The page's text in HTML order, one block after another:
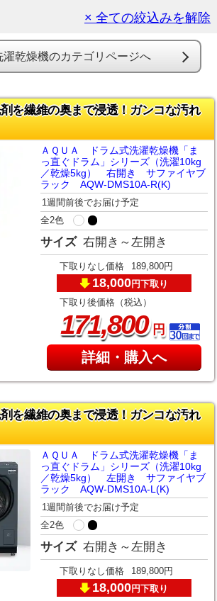
× 全ての絞込みを解除
濯乾燥機のカテゴリページへ
を繊維の奥まで浸透！ガンコな汚れ
ＡＱＵＡ ドラム式洗濯乾燥機「ま
っ直ぐドラム」シリーズ（洗濯10kg
／乾燥5kg） 右開き サファイヤブ
ラック AQW-DMS10A-R(K)
1週間前後でお届け予定
全2色
サイズ 右開き～左開き
下取りなし価格 189,800円
18,000円下取り
下取り後価格（税込）
171,800円
詳細・購入へ
を繊維の奥まで浸透！ガンコな汚れ
ＡＱＵＡ ドラム式洗濯乾燥機「ま
っ直ぐドラム」シリーズ（洗濯10kg
／乾燥5kg） 左開き サファイヤブ
ラック AQW-DMS10A-L(K)
1週間前後でお届け予定
全2色
サイズ 右開き～左開き
下取りなし価格 189,800円
18,000円下取り